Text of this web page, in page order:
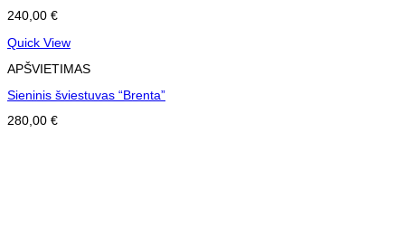
240,00 €
Quick View
APŠVIETIMAS
Sieninis šviestuvas “Brenta”
280,00 €